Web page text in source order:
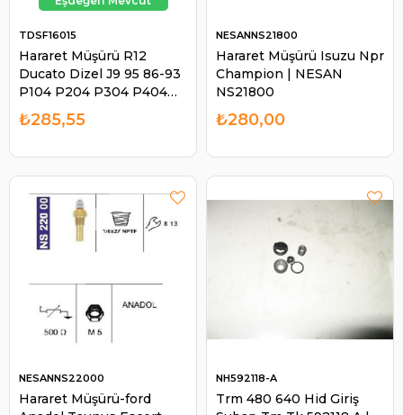
Hararet Müşürü R12
Ducato Dizel J9 95 86-93
P104 P204 P304 P404
P504 | TDS F16015
TDSF16015
₺285,55
Hararet Müşürü Isuzu Npr
Champion | NESAN
NS21800
NESANNS21800
₺280,00
Hararet Müşürü-ford
NESANNS22000
Trm 480 640 Hid Giriş
NH592118-A